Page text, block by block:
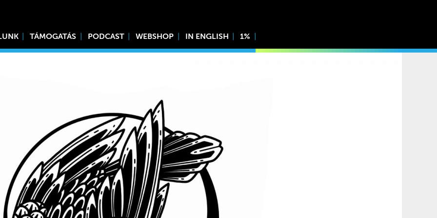
TÁMOGATÁS PODCAST WEBSHOP IN ENGLISH 1%